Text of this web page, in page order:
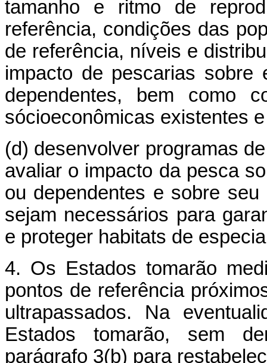
tamanho e ritmo de
referência, condições das
de referência, níveis e
impacto de pescarias sobre
dependentes, bem como
sócioeconômicas existentes
(d) desenvolver programas
avaliar o impacto da pesca
ou dependentes e sobre
sejam necessários para
e proteger habitats de
4. Os Estados tomarão
pontos de referência
ultrapassados. Na
Estados tomarão, sem
parágrafo 3(b) para